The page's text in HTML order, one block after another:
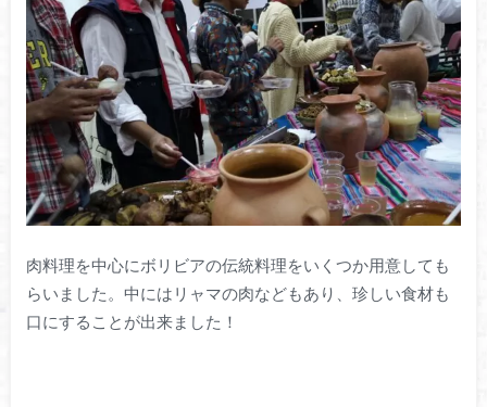
肉料理を中心にボリビアの伝統料理をいくつか用意しても
らいました。中にはリャマの肉などもあり、珍しい食材も
口にすることが出来ました！